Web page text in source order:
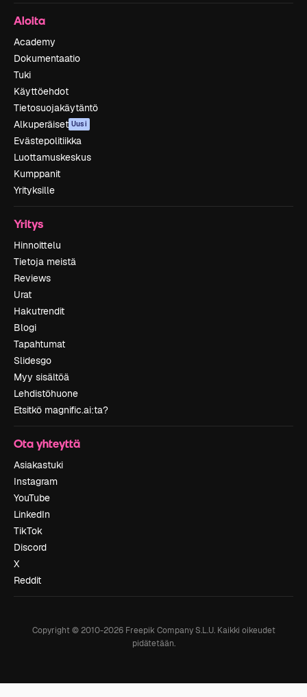
Aloita
Academy
Dokumentaatio
Tuki
Käyttöehdot
Tietosuojakäytäntö
Alkuperäiset Uusi
Evästepolitiikka
Luottamuskeskus
Kumppanit
Yrityksille
Yritys
Hinnoittelu
Tietoja meistä
Reviews
Urat
Hakutrendit
Blogi
Tapahtumat
Slidesgo
Myy sisältöä
Lehdistöhuone
Etsitkö magnific.ai:ta?
Ota yhteyttä
Asiakastuki
Instagram
YouTube
LinkedIn
TikTok
Discord
X
Reddit
Copyright © 2010-2026Freepik Company S.L.U. Kaikki oikeudet
pidätetään.